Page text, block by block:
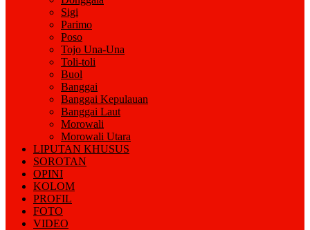
Sigi
Parimo
Poso
Tojo Una-Una
Toli-toli
Buol
Banggai
Banggai Kepulauan
Banggai Laut
Morowali
Morowali Utara
LIPUTAN KHUSUS
SOROTAN
OPINI
KOLOM
PROFIL
FOTO
VIDEO